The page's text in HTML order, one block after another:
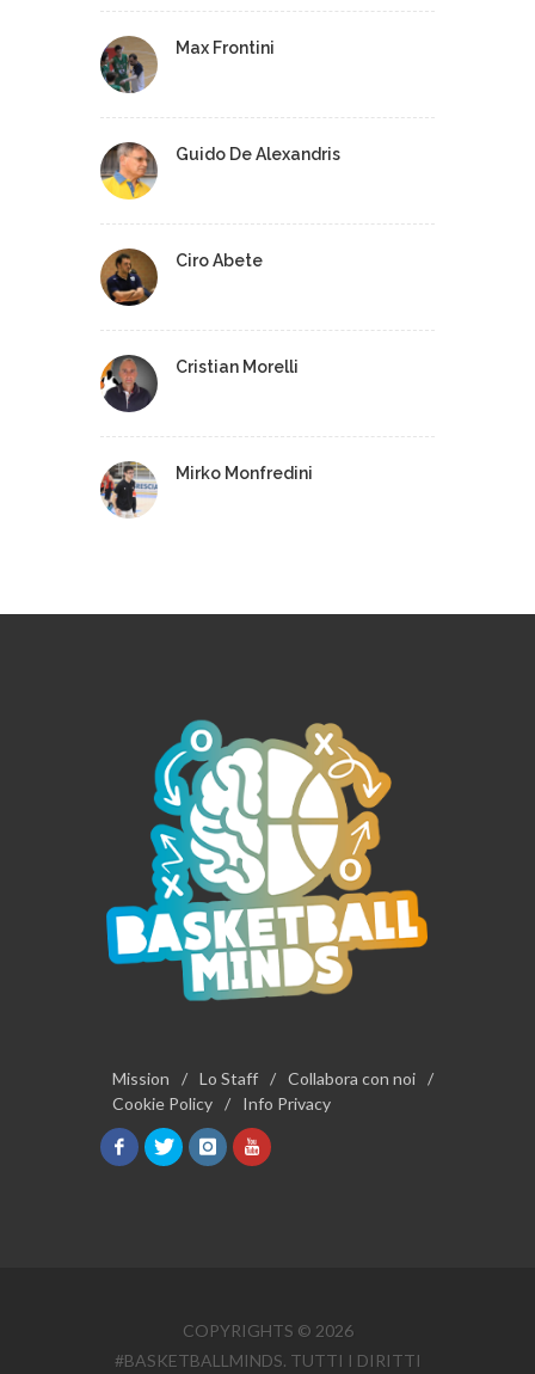
Max Frontini
Guido De Alexandris
Ciro Abete
Cristian Morelli
Mirko Monfredini
Mission / Lo Staff / Collabora con noi /
Cookie Policy / Info Privacy
COPYRIGHTS © 2026
#BASKETBALLMINDS. TUTTI I DIRITTI